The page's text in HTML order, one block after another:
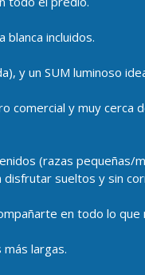
incluidos.
y un SUM luminoso
comercial y muy cerca
(razas pequeñas/
sueltos y sin
en todo lo
largas.